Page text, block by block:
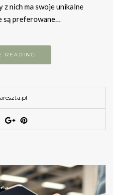
nich ma swoje unikalne
są preferowane…
READING